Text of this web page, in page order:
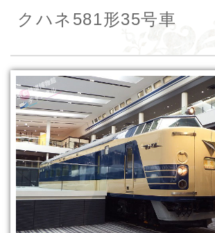
クハネ581形35号車